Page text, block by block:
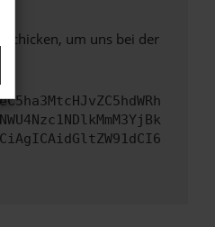
um uns bei der